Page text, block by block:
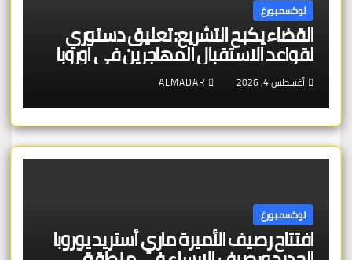
لوكسمبورغ
القضاء يكبح التشريع: تعليق دستوري
لقواعد الاستقبال المهاجرين في اوروبا
أغسطس 4, 2026 ALMADAR
لوكسمبورغ
افتتاح رصيف الأميرة ماري أستريد يوروبا